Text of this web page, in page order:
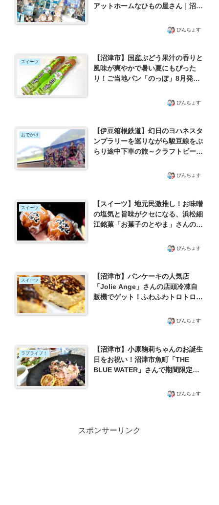
アットホームなひもの屋さん｜沼津
ぴんちょす
スイーツ
【沼津市】国産ぶどう果汁の香りと
風味が爽やかで暑い夏にもぴった
り！ご当地パン「のっぽ」8月発売
ぴんちょす
おでかけ
【伊豆箱根鉄道】幻日のヨハネスタ
ンプラリーを巡りながら駿豆線をぶ
らり途中下車の旅～クラフトビール
ぴんちょす
スイーツ
【スイーツ】地元民激推し！お味噌
の塩気と旨味がクセになる、浜松細
江銘菓「お菓子のとやま」さんの
ぴんちょす
スイーツ
【沼津市】パンケーキの人気店
「Jolie Ange」さんの店頭冷凍自
販機でゲット！ふわふわトロトロ絶
ぴんちょす
ラブライブ！
【沼津市】小原鞠莉ちゃんのお誕生
日をお祝い！沼津市魚町「THE
BLUE WATER」さんで期間限定の
ぴんちょす
スポンサーリンク